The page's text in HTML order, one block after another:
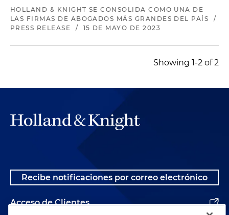
HOLLAND & KNIGHT SE CONSOLIDA COMO UNA DE
LAS FIRMAS DE ABOGADOS MÁS GRANDES DEL PAÍS
/
PRESS RELEASE
/ 15 DE MAYO DE 2023
Showing 1-2 of 2
Recibe notificaciones por correo electrónico
Acceso de Clientes